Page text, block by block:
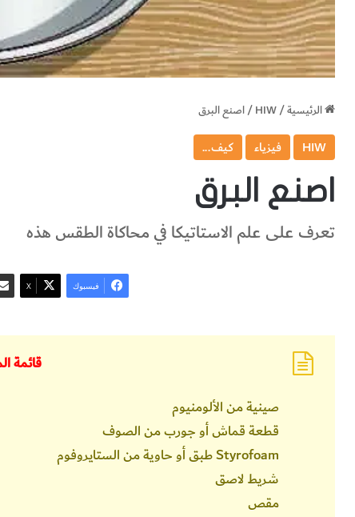
الرئيسية/
HIW
/اصنع البرق
HIW فيزياء كيف...
اصنع البرق
تعرف على علم الاستاتيكا في محاكاة الطقس هذه
فيسبوك ‫X
قائمة‭ ‬المعدات
صينية من الألومنيوم
قطعة قماش أو جورب من الصوف
Styrofoam طبق أو حاوية من الستايروفوم
شريط لاصق
مقص